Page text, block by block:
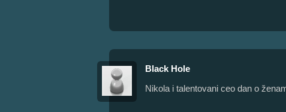
Black Hole
Nikola i talentovani ceo dan o